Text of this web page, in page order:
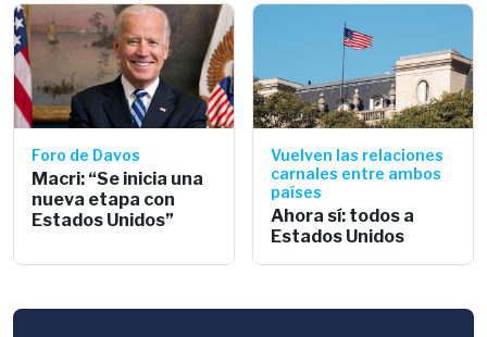
Foro de Davos
Macri: “Se inicia una
nueva etapa con
Estados Unidos”
Vuelven las relaciones
carnales entre ambos
países
Ahora sí: todos a
Estados Unidos